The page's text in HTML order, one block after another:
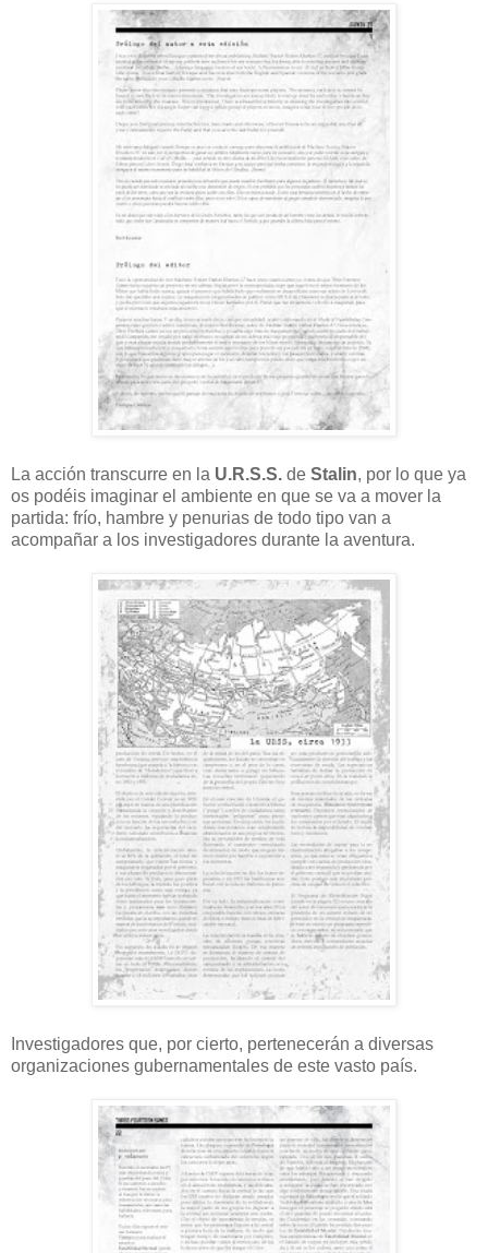
La acción transcurre en la U.R.S.S. de Stalin, por lo que ya
os podéis imaginar el ambiente en que se va a mover la
partida: frío, hambre y penurias de todo tipo van a
acompañar a los investigadores durante la aventura.
Investigadores que, por cierto, pertenecerán a diversas
organizaciones gubernamentales de este vasto país.